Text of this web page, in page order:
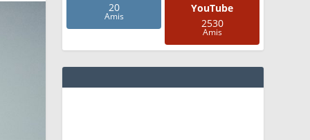
20
Amis
YouTube
2530
Amis